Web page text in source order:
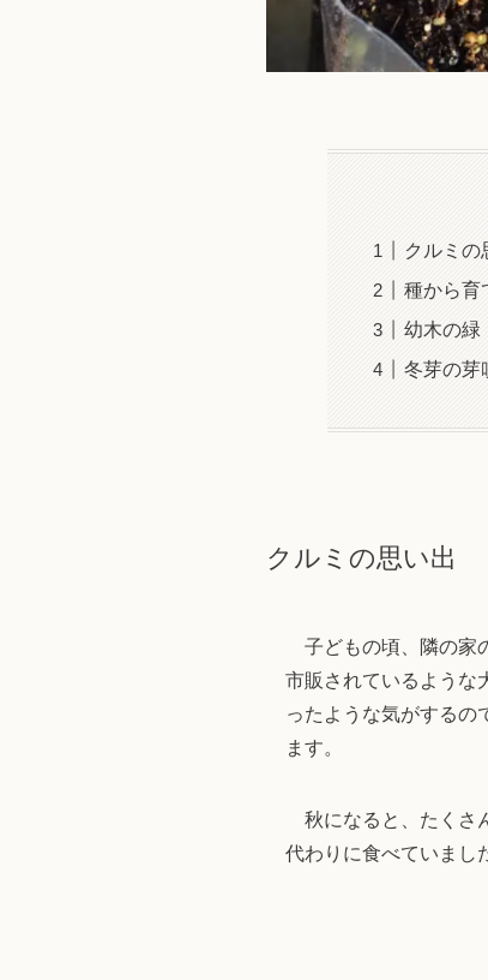
クルミの
種から育
幼木の緑
冬芽の芽
クルミの思い出
子どもの頃、隣の家
市販されているような
ったような気がするの
ます。
秋になると、たくさ
代わりに食べていまし